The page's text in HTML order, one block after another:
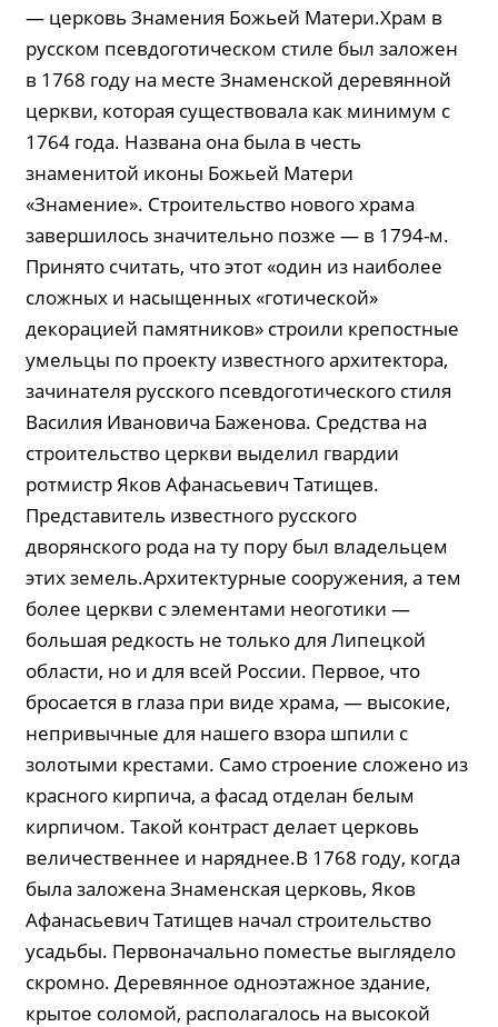
— церковь Знамения Божьей Матери.Храм в
русском псевдоготическом стиле был заложен
в 1768 году на месте Знаменской деревянной
церкви, которая существовала как минимум с
1764 года. Названа она была в честь
знаменитой иконы Божьей Матери
«Знамение». Строительство нового храма
завершилось значительно позже — в 1794-м.
Принято считать, что этот «один из наиболее
сложных и насыщенных «готической»
декорацией памятников» строили крепостные
умельцы по проекту известного архитектора,
зачинателя русского псевдоготического стиля
Василия Ивановича Баженова. Средства на
строительство церкви выделил гвардии
ротмистр Яков Афанасьевич Татищев.
Представитель известного русского
дворянского рода на ту пору был владельцем
этих земель.Архитектурные сооружения, а тем
более церкви с элементами неоготики —
большая редкость не только для Липецкой
области, но и для всей России. Первое, что
бросается в глаза при виде храма, — высокие,
непривычные для нашего взора шпили с
золотыми крестами. Само строение сложено из
красного кирпича, а фасад отделан белым
кирпичом. Такой контраст делает церковь
величественнее и наряднее.В 1768 году, когда
была заложена Знаменская церковь, Яков
Афанасьевич Татищев начал строительство
усадьбы. Первоначально поместье выглядело
скромно. Деревянное одноэтажное здание,
крытое соломой, располагалось на высокой